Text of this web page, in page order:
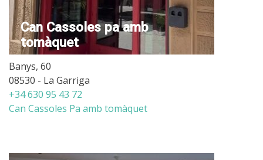
Can Cassoles pa amb
tomàquet
Banys, 60
08530 - La Garriga
+34 630 95 43 72
Can Cassoles Pa amb tomàquet